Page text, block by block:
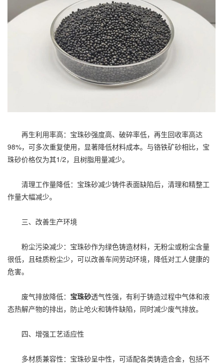
再生利用率高：宝珠砂强度高、破碎率低，再生回收率高达
98%，可多次重复使用，显著降低材料成本。与铬铁矿砂相比，宝
珠砂价格仅为其1/2，且树脂用量减少。
清理工作量降低：宝珠砂减少铸件表面缺陷后，清理和精整工
作量大幅减少。
三、改善生产环境
粉尘污染减少：宝珠砂作为绿色铸造材料，无粉尘或粉尘含量
很低，且硅质粉尘少，可以改善车间劳动环境，降低对工人健康的
危害。
废气排放降低： 宝珠砂透气性强，有利于铸造过程中气体和液
态热解产物的排出，防止呛火和铸件缺陷，同时减少废气排放。
四、增强工艺适应性
多材质兼容性：宝珠砂呈中性，可适配各类铸造合金，包括不